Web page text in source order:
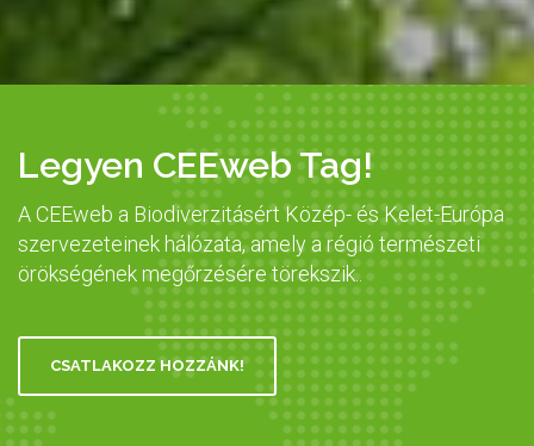
Legyen CEEweb Tag!
A CEEweb a Biodiverzitásért Közép- és Kelet-Európa
szervezeteinek hálózata, amely a régió természeti
örökségének megőrzésére törekszik..
CSATLAKOZZ HOZZÁNK!